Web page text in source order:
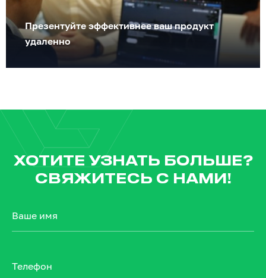
Презентуйте эффективнее ваш продукт
удаленно
ХОТИТЕ УЗНАТЬ БОЛЬШЕ?
СВЯЖИТЕСЬ С НАМИ!
Ваше имя
Телефон